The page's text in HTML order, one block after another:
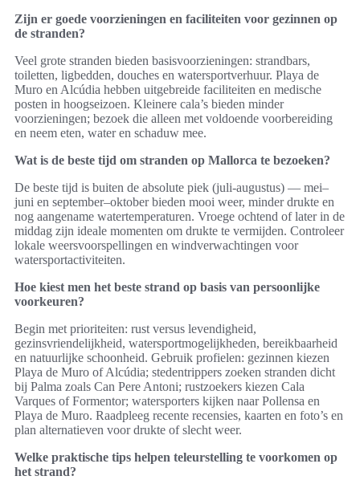
Zijn er goede voorzieningen en faciliteiten voor gezinnen op
de stranden?
Veel grote stranden bieden basisvoorzieningen: strandbars,
toiletten, ligbedden, douches en watersportverhuur. Playa de
Muro en Alcúdia hebben uitgebreide faciliteiten en medische
posten in hoogseizoen. Kleinere cala’s bieden minder
voorzieningen; bezoek die alleen met voldoende voorbereiding
en neem eten, water en schaduw mee.
Wat is de beste tijd om stranden op Mallorca te bezoeken?
De beste tijd is buiten de absolute piek (juli-augustus) — mei–
juni en september–oktober bieden mooi weer, minder drukte en
nog aangename watertemperaturen. Vroege ochtend of later in de
middag zijn ideale momenten om drukte te vermijden. Controleer
lokale weersvoorspellingen en windverwachtingen voor
watersportactiviteiten.
Hoe kiest men het beste strand op basis van persoonlijke
voorkeuren?
Begin met prioriteiten: rust versus levendigheid,
gezinsvriendelijkheid, watersportmogelijkheden, bereikbaarheid
en natuurlijke schoonheid. Gebruik profielen: gezinnen kiezen
Playa de Muro of Alcúdia; stedentrippers zoeken stranden dicht
bij Palma zoals Can Pere Antoni; rustzoekers kiezen Cala
Varques of Formentor; watersporters kijken naar Pollensa en
Playa de Muro. Raadpleeg recente recensies, kaarten en foto’s en
plan alternatieven voor drukte of slecht weer.
Welke praktische tips helpen teleurstelling te voorkomen op
het strand?